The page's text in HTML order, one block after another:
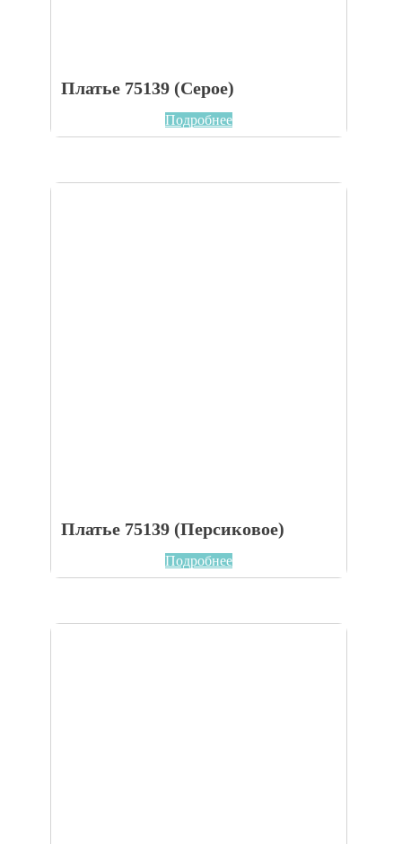
Платье 75139 (Серое)
Подробнее
Платье 75139 (Персиковое)
Подробнее